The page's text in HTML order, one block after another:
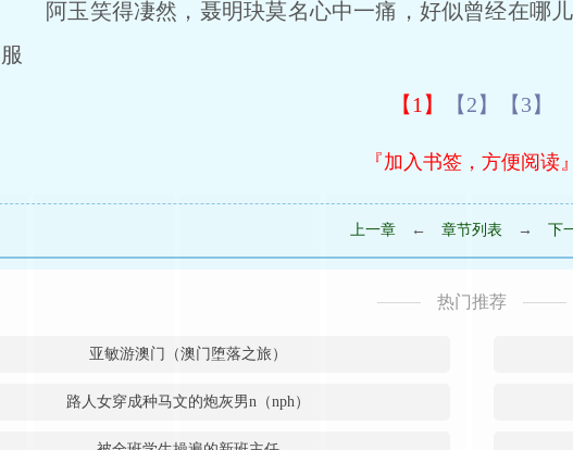
阿玉笑得凄然，聂明玦莫名心中一痛，好似曾经在哪儿
服
【1】 【2】 【3】
『加入书签，方便阅读』
上一章 ← 章节列表 → 下
热门推荐
亚敏游澳门（澳门堕落之旅）
路人女穿成种马文的炮灰男n（nph）